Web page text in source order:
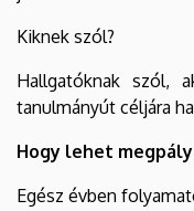
Kiknek szól?
Hallgatóknak szól,
tanulmányút céljára
Hogy lehet
Egész évben